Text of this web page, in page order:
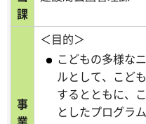
課
事
＜目的＞
こどもの多様な
ルとして、こど
するとともに、
としたプログラ